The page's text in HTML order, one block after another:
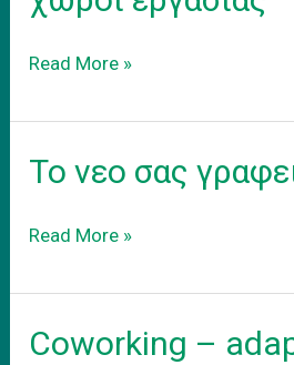
Συνεργατικοι
χωροι
Read More »
Το νεο σας
Το
σας
Read More »
Coworking –